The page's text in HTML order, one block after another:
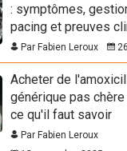
: symptômes,
pacing et preuves
Par Fabien Leroux
Acheter de
générique pas chère
ce qu'il faut savoir
Par Fabien Leroux